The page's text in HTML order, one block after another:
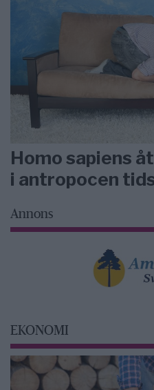
Homo sapiens
i antropocen
Annons
EKONOMI